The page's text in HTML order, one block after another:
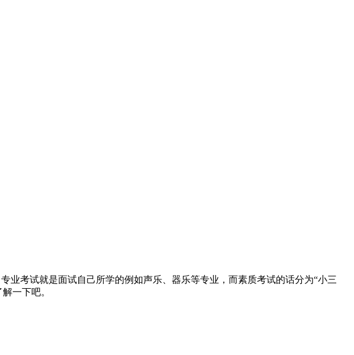
业考试就是面试自己所学的例如声乐、器乐等专业，而素质考试的话分为“小三
一下吧。